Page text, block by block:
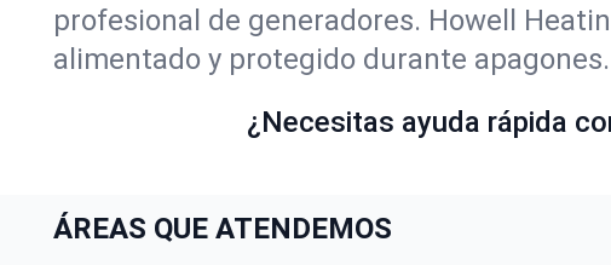
profesional de generadores. Howell
alimentado y protegido durante apagones.
¿Necesitas ayuda rápida
ÁREAS QUE ATENDEMOS